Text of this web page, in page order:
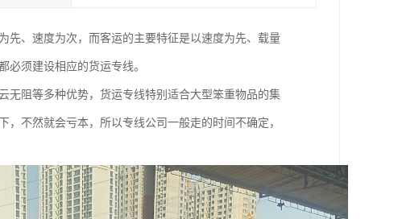
先、速度为次，而客运的主要特征是以速度为先、载量
必须建设相应的货运专线。
无阻等多种优势，货运专线特别适合大型笨重物品的集
不然就会亏本，所以专线公司一般走的时间不确定，